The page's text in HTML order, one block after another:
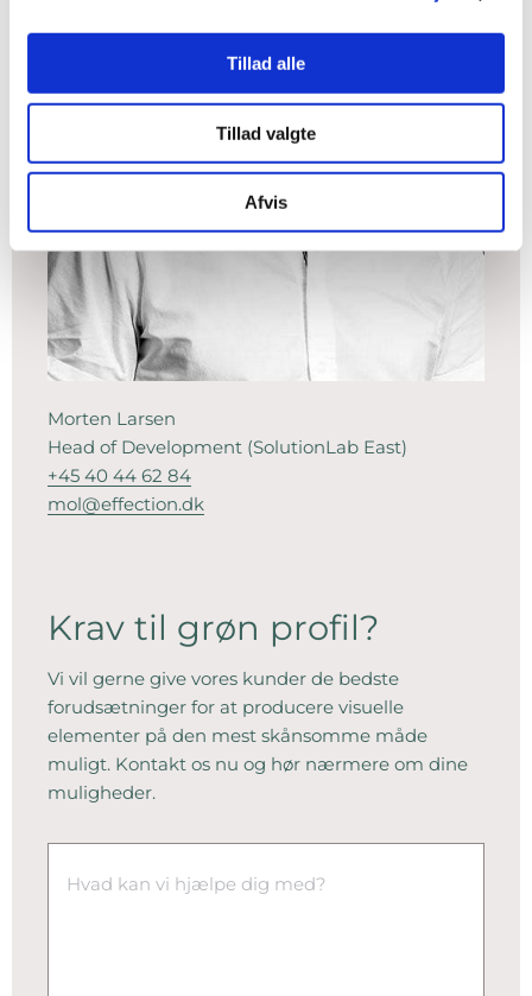
Tillad alle
Tillad valgte
Afvis
Morten Larsen
Head of Development (SolutionLab East)
+45 40 44 62 84
mol@effection.dk
Krav til grøn profil?
Vi vil gerne give vores kunder de bedste
forudsætninger for at producere visuelle
elementer på den mest skånsomme måde
muligt. Kontakt os nu og hør nærmere om dine
muligheder.